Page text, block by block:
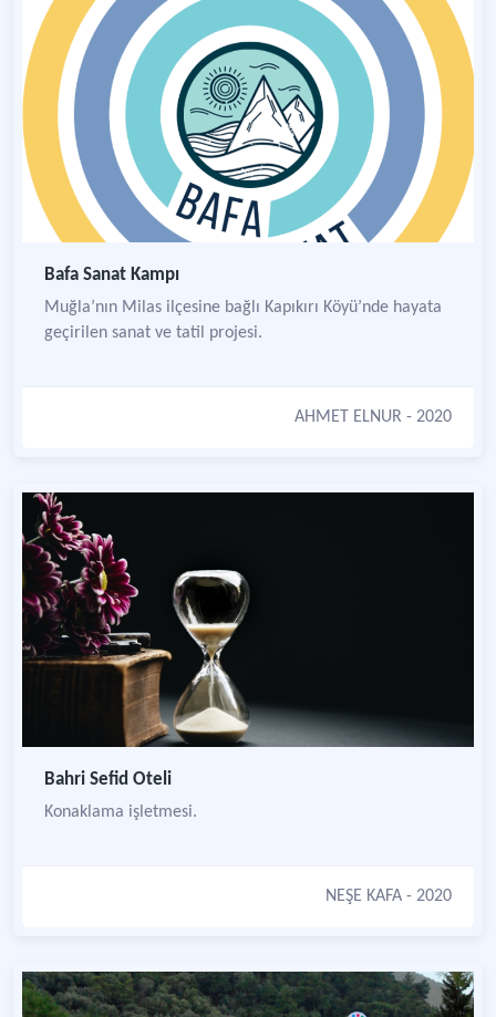
Bafa Sanat Kampı
Muğla’nın Milas ilçesine bağlı Kapıkırı Köyü’nde hayata
geçirilen sanat ve tatil projesi.
AHMET ELNUR - 2020
Bahri Sefid Oteli
Konaklama işletmesi.
NEŞE KAFA - 2020